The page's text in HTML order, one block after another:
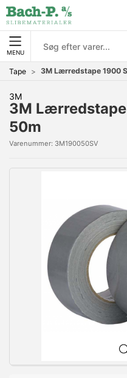
MENU
Tape 3M Lærredstape 1900
3M
3M
50m
Varenummer: 3M190050SV